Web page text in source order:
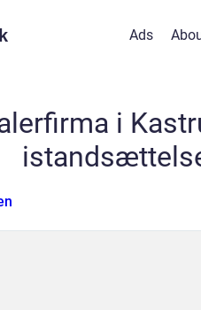
Ads
i